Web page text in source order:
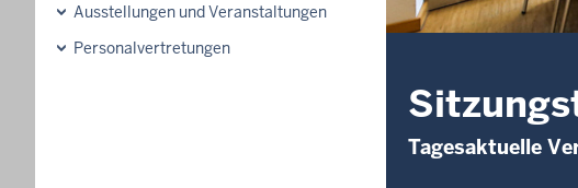
Ausstellungen und Veranstaltungen
Personalvertretungen
Tagesaktuelle